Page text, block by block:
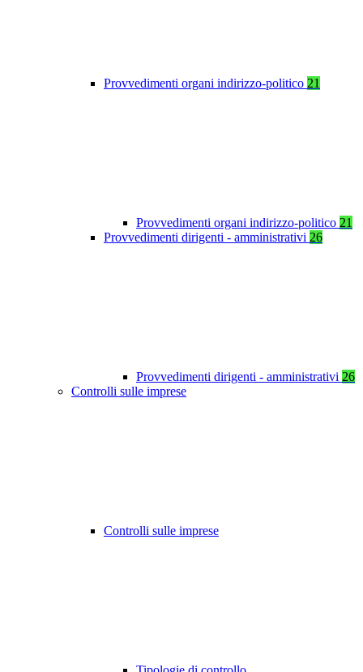
Provvedimenti organi indirizzo-politico 21
Provvedimenti organi indirizzo-politico 21
Provvedimenti dirigenti - amministrativi 26
Provvedimenti dirigenti - amministrativi 26
Controlli sulle imprese
Controlli sulle imprese